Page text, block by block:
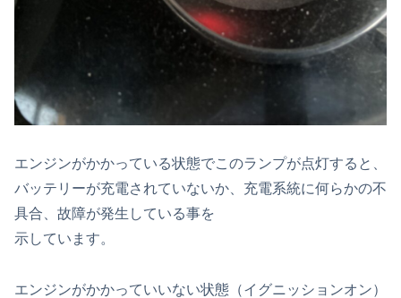
エンジンがかかっている状態でこのランプが点灯すると、
バッテリーが充電されていないか、充電系統に何らかの不
具合、故障が発生している事を
示しています。
エンジンがかかっていいない状態（イグニッションオン）